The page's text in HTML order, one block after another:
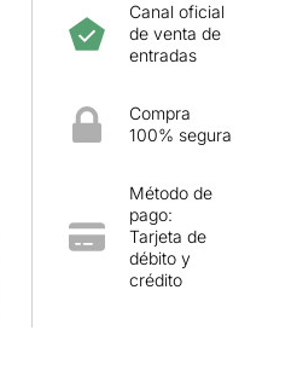
Canal oficial
de venta de
entradas
Compra
100% segura
Método de
pago:
Tarjeta de
débito y
crédito